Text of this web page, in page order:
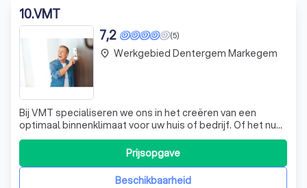
10.VMT
(5)
7,2
Bij VMT specialiseren we ons in het creëren van een
optimaal binnenklimaat voor uw huis of bedrijf. Of het nu
gaat om de installatie van hoogwaardige airconditioning
die u koel houdt tijdens de zomer en warm in de winter, of
om geavanceerde ventilatiesystemen die de
luchtkwaliteit binnenshuis verbet
Beschikbaarheid
Prijsopgave
place Werkgebied Dentergem Markegem